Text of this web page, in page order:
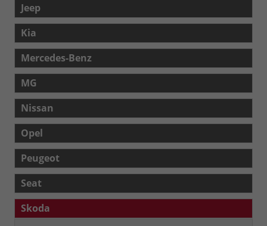
Jeep
Kia
Mercedes-Benz
MG
Nissan
Opel
Peugeot
Seat
Skoda